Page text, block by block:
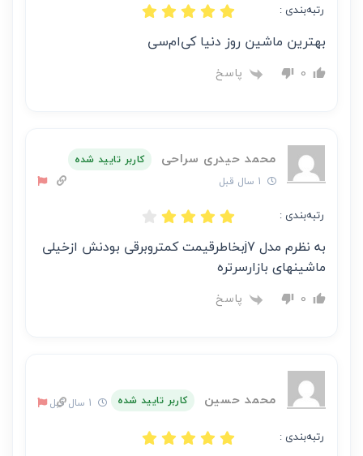
رتبه‌بندی :
بهترین ماشین روز دنیا کی‌ام‌سی
0 پاسخ
محمد حیدری سراحی
کاربر تایید شده
رتبه‌بندی :
به نظرم مدل j7بخاطرقیمت کمتروبرقی بودنش ازخیلی
ماشینهای بازارسرتره
0 پاسخ
محمد حسین کاربر تایید شده
رتبه‌بندی :